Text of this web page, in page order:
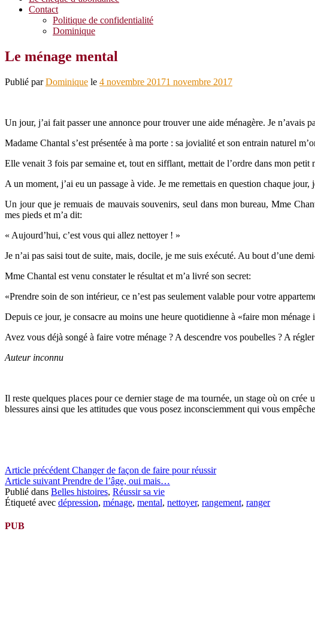
Contact
Politique de confidentialité
Dominique
Le ménage mental
Publié parDominique le 4 novembre 20171 novembre 2017
Un jour, j’ai fait passer une annonce pour trouver une aide ménagère. Je n’avais
Madame Chantal s’est présentée à ma porte : sa jovialité et son entrain naturel
Elle venait 3 fois par semaine et, tout en sifflant, mettait de l’ordre dans mon petit
A un moment, j’ai eu un passage à vide. Je me remettais en question chaque
Un jour que je remuais de mauvais souvenirs, seul dans mon bureau, Mme
mes pieds et m’a dit:
« Aujourd’hui, c’est vous qui allez nettoyer ! »
Je n’ai pas saisi tout de suite, mais, docile, je me suis exécuté. Au bout d’une
Mme Chantal est venu constater le résultat et m’a livré son secret:
«Prendre soin de son intérieur, ce n’est pas seulement valable pour votre
Depuis ce jour, je consacre au moins une heure quotidienne à «faire mon
Avez vous déjà songé à faire votre ménage ? A descendre vos poubelles ? A
Auteur inconnu
Il reste quelques places pour ce dernier stage de ma tournée, un stage où on
blessures ainsi que les attitudes que vous posez inconsciemment qui vous
Lire
la
suite
Article précédent Changer de façon de faire pour réussir
Article suivant Prendre de l’âge, oui mais…
Publié dans Belles histoires, Réussir sa vie
Étiqueté avec dépression, ménage, mental, nettoyer, rangement, ranger
PUB